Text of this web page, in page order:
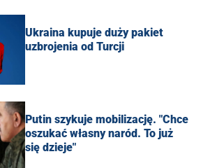
Ukraina kupuje duży pakiet
uzbrojenia od Turcji
Putin szykuje mobilizację. "Chce
oszukać własny naród. To już
się dzieje"